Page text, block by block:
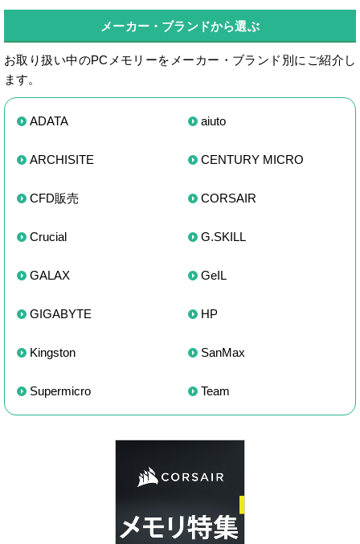
メーカー・ブランドから選ぶ
お取り扱い中のPCメモリーをメーカー・ブランド別にご紹介し
ます。
ADATA aiuto
ARCHISITE CENTURY MICRO
CFD販売 CORSAIR
Crucial G.SKILL
GALAX GeIL
GIGABYTE HP
Kingston SanMax
Supermicro Team